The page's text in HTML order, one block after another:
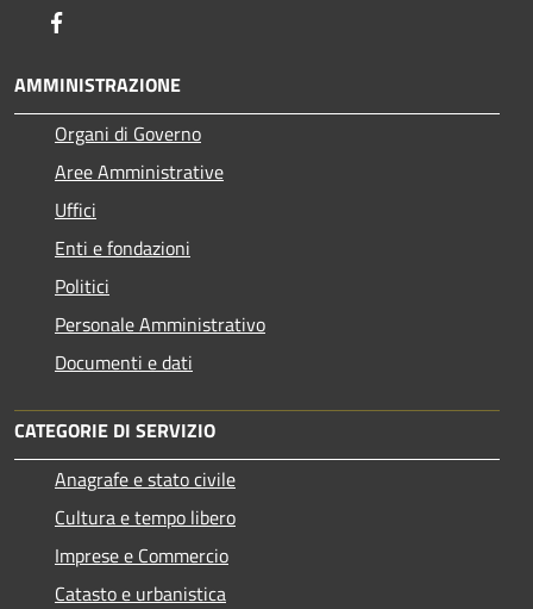
AMMINISTRAZIONE
Organi di Governo
Aree Amministrative
Uffici
Enti e fondazioni
Politici
Personale Amministrativo
Documenti e dati
CATEGORIE DI SERVIZIO
Anagrafe e stato civile
Cultura e tempo libero
Imprese e Commercio
Catasto e urbanistica